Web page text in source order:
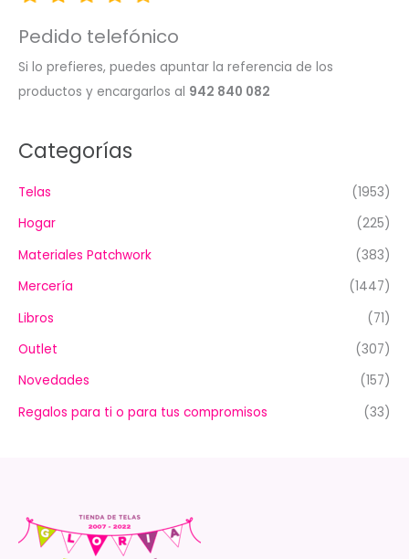
Pedido telefónico
Si lo prefieres, puedes apuntar la referencia de los
productos y encargarlos al 942 840 082
Categorías
Telas
(1953)
Hogar
(225)
Materiales Patchwork
(383)
Mercería
(1447)
Libros
(71)
Outlet
(307)
Novedades
(157)
Regalos para ti o para tus compromisos
(33)